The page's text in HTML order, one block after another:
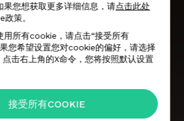
展
可持续发展不是附带结果，而是首
果您想获取更多详细信息，请点击此处
策。
用所有cookie，请点击“接受所有
您希望设置您对cookie的偏好，请选择
点击右上角的X命令，您将按照默认设置
接受所有COOKIE